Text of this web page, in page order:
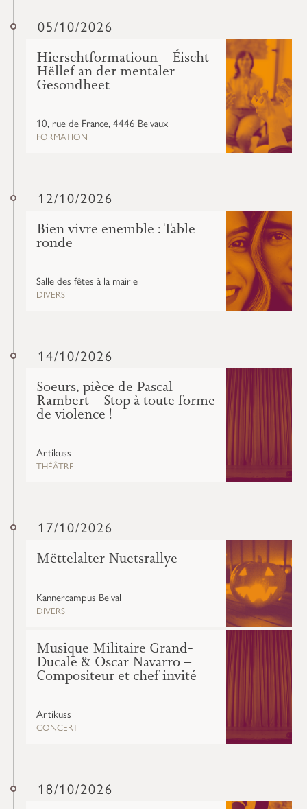
05/10/2026
Hierschtformatioun – Éischt
Hëllef an der mentaler
Gesondheet
10, rue de France, 4446 Belvaux
FORMATION
12/10/2026
Bien vivre enemble : Table
ronde
Salle des fêtes à la mairie
DIVERS
14/10/2026
Soeurs, pièce de Pascal
Rambert – Stop à toute forme
de violence !
Artikuss
THÉÂTRE
17/10/2026
Mëttelalter Nuetsrallye
Kannercampus Belval
DIVERS
Musique Militaire Grand-
Ducale & Oscar Navarro –
Compositeur et chef invité
Artikuss
CONCERT
18/10/2026